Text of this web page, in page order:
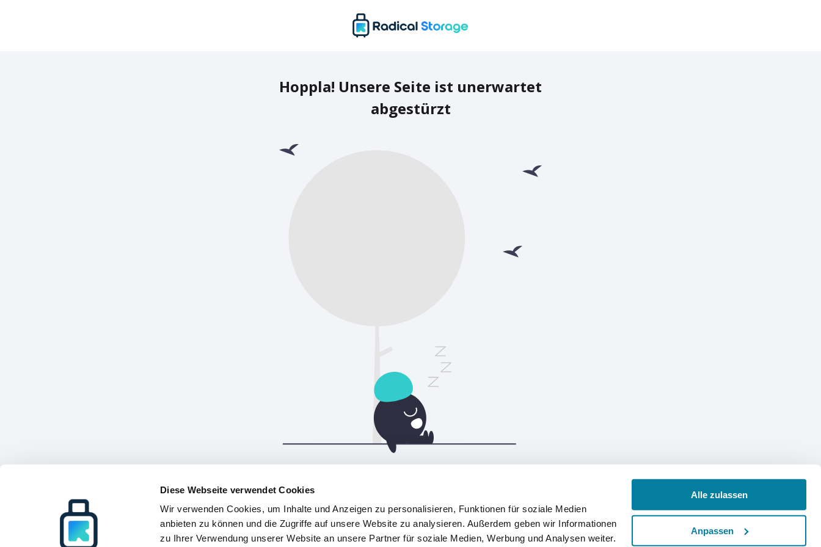
Diese Webseite verwendet Cookies
Wir verwenden Cookies, um Inhalte und Anzeigen zu personalisieren, Funktionen für soziale Medien
anbieten zu können und die Zugriffe auf unsere Website zu analysieren. Außerdem geben wir Informationen
zu Ihrer Verwendung unserer Website an unsere Partner für soziale Medien, Werbung und Analysen weiter.
Alle zulassen
Anpassen
Hoppla! Unsere Seite ist unerwartet
abgestürzt
Aktualisieren